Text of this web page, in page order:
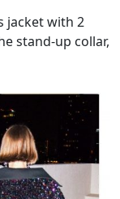
jacket with 2
stand-up collar,